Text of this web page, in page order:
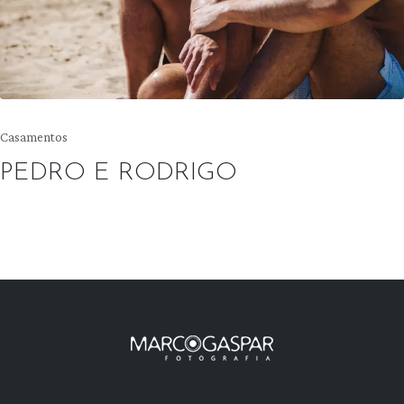
Posted
in
Casamentos
PEDRO E RODRIGO